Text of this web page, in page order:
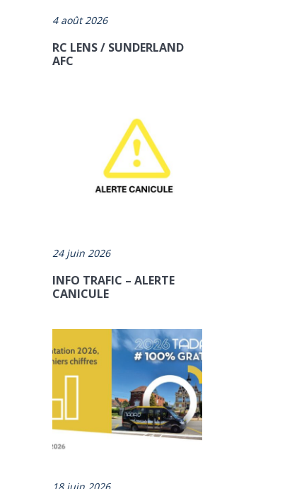
4 août 2026
RC LENS / SUNDERLAND
AFC
24 juin 2026
INFO TRAFIC – ALERTE
CANICULE